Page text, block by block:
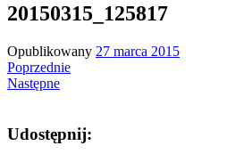
20150315_125817
Opublikowany 27 marca 2015
Poprzednie
Następne
Udostępnij: